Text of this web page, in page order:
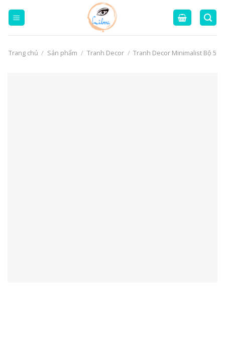
Trang chủ / Sản phẩm / Tranh Decor / Tranh Decor Minimalist Bộ 5